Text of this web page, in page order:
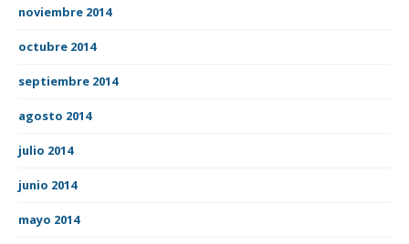
noviembre 2014
octubre 2014
septiembre 2014
agosto 2014
julio 2014
junio 2014
mayo 2014